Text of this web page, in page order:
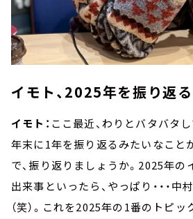
イモト、2025年を振り返る
イモト： ここ最近、わりとバタバタ
年末に1年を振り返るみたいなこと
で、振り返りましょうか。2025年
出来事といったら、やっぱり・・・
（笑）。これを2025年の1番のトピ